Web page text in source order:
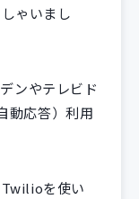
ゃいまし
ンやテレビド
動応答）利用
を使い